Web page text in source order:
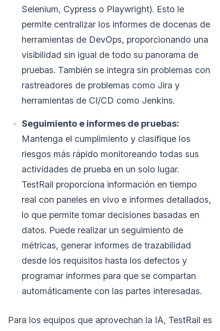
Selenium, Cypress o Playwright). Esto le
permite centralizar los informes de docenas de
herramientas de DevOps, proporcionando una
visibilidad sin igual de todo su panorama de
pruebas. También se integra sin problemas con
rastreadores de problemas como Jira y
herramientas de CI/CD como Jenkins.
Seguimiento e informes de pruebas:
Mantenga el cumplimiento y clasifique los
riesgos más rápido monitoreando todas sus
actividades de prueba en un solo lugar.
TestRail proporciona información en tiempo
real con paneles en vivo e informes detallados,
lo que permite tomar decisiones basadas en
datos. Puede realizar un seguimiento de
métricas, generar informes de trazabilidad
desde los requisitos hasta los defectos y
programar informes para que se compartan
automáticamente con las partes interesadas.
Para los equipos que aprovechan la IA, TestRail es